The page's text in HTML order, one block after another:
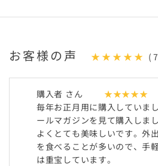
お客様の声 ★★★★★
購入者 さん ★★★★★
毎年お正月用に購入していま
ールマガジンを見て購入しま
よくとても美味しいです。外
を食べることが多いので、手
は重宝しています。